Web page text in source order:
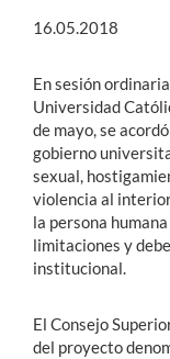
English
16.05.2018
En sesión
Universidad
de mayo, se
gobierno
sexual,
violencia al
la persona
limitaciones y
institucional.
El Consejo
del proyecto